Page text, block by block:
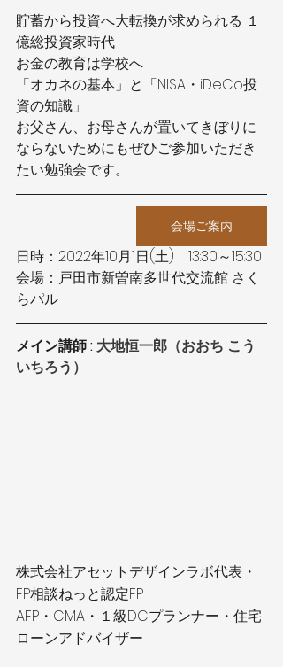
貯蓄から投資へ大転換が求められる １
億総投資家時代
お金の教育は学校へ
「オカネの基本」と「NISA・iDeCo投
資の知識」
お父さん、お母さんが置いてきぼりに
ならないためにもぜひご参加いただき
たい勉強会です。
会場ご案内
日時：2022年10月1日(土)　13:30～15:30
会場：戸田市新曽南多世代交流館 さく
らパル
メイン講師 : 大地恒一郎 （おおち こう
いちろう ）
株式会社アセットデザインラボ代表・
FP相談ねっと認定FP
AFP・CMA・１級DCプランナー・住宅
ローンアドバイザー